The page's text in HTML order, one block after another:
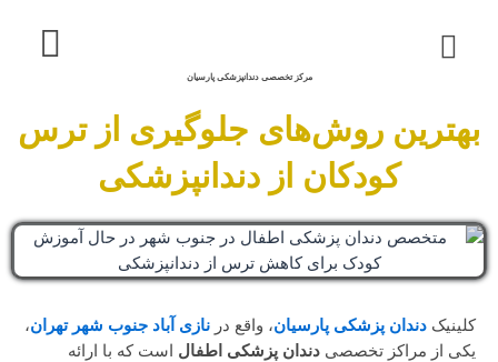
مرکز تخصصی دندانپزشکی پارسیان
بهترین روش‌های جلوگیری از ترس
کودکان از دندانپزشکی
کلینیک دندان پزشکی پارسیان، واقع در نازی آباد جنوب شهر تهران،
یکی از مراکز تخصصی دندان پزشکی اطفال است که با ارائه